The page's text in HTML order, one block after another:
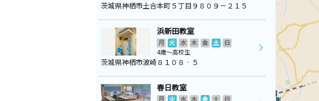
茨城県神栖市土合本町５丁目９８０９－２１５
浜新田教室
月 火 水 木 金 土
日
4歳～高校生
茨城県神栖市波崎８１０８‐５
春日教室
月 火 水 木 金 土
日